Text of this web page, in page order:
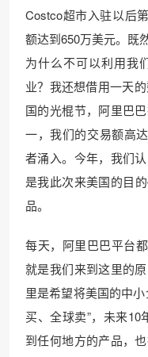
Costco超市入驻以后
额达到650万美元。既
为什么不可以利用我
业？我还想借用一天
国的光棍节，阿里巴
一，我们的交易额高
者涌入。今年，我们
是我此次来美国的目
品。
每天，阿里巴巴平台
就是我们来到这里的
里是希望将美国的中
买、全球卖”，未来10
到任何地方的产品，